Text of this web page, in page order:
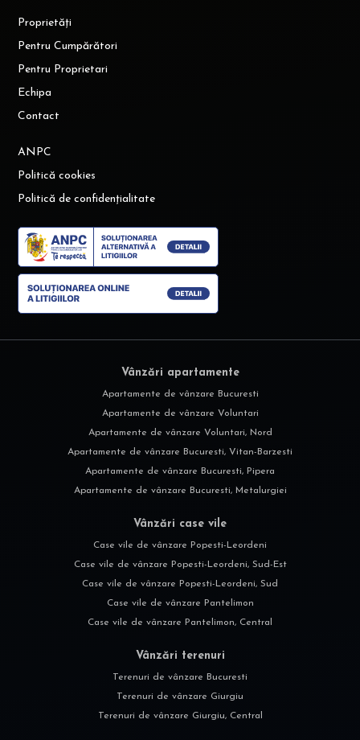
Proprietăți
Pentru Cumpărători
Pentru Proprietari
Echipa
Contact
ANPC
Politică cookies
Politică de confidențialitate
Vânzări apartamente
Apartamente de vânzare Bucuresti
Apartamente de vânzare Voluntari
Apartamente de vânzare Voluntari, Nord
Apartamente de vânzare Bucuresti, Vitan-Barzesti
Apartamente de vânzare Bucuresti, Pipera
Apartamente de vânzare Bucuresti, Metalurgiei
Vânzări case vile
Case vile de vânzare Popesti-Leordeni
Case vile de vânzare Popesti-Leordeni, Sud-Est
Case vile de vânzare Popesti-Leordeni, Sud
Case vile de vânzare Pantelimon
Case vile de vânzare Pantelimon, Central
Vânzări terenuri
Terenuri de vânzare Bucuresti
Terenuri de vânzare Giurgiu
Terenuri de vânzare Giurgiu, Central